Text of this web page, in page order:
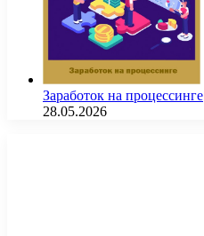
Заработок на процессинге
28.05.2026